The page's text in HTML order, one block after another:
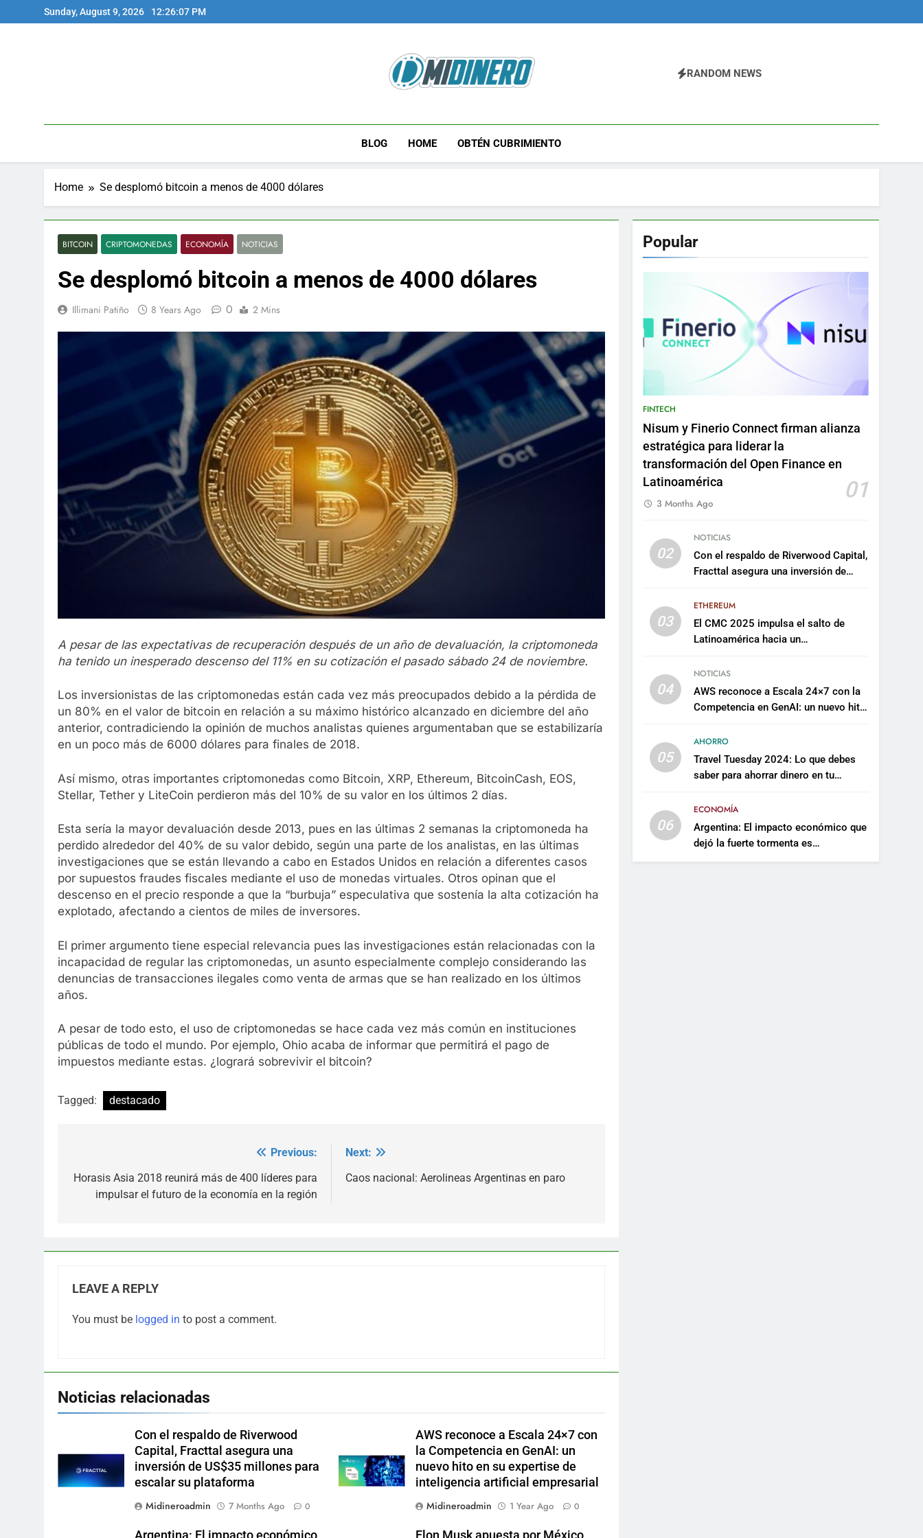
to
Sunday, August 9, 2026 12:26:07 PM
Midinero.co
RANDOM NEWS
BLOG HOME OBTÉN CUBRIMIENTO
Home Se desplomó bitcoin a menos de 4000 dólares
BITCOIN CRIPTOMONEDAS ECONOMÍA NOTICIAS
Se desplomó bitcoin a menos de 4000 dólares
Illimani Patiño 8 Years Ago 0 2 Mins
A pesar de las expectativas de recuperación después de un año de devaluación, la criptomoneda
ha tenido un inesperado descenso del 11% en su cotización el pasado sábado 24 de noviembre.
Los inversionistas de las criptomonedas están cada vez más preocupados debido a la pérdida de
un 80% en el valor de bitcoin en relación a su máximo histórico alcanzado en diciembre del año
anterior, contradiciendo la opinión de muchos analistas quienes argumentaban que se estabilizaría
en un poco más de 6000 dólares para finales de 2018.
Así mismo, otras importantes criptomonedas como Bitcoin, XRP, Ethereum, BitcoinCash, EOS,
Stellar, Tether y LiteCoin perdieron más del 10% de su valor en los últimos 2 días.
Esta sería la mayor devaluación desde 2013, pues en las últimas 2 semanas la criptomoneda ha
perdido alrededor del 40% de su valor debido, según una parte de los analistas, en las últimas
investigaciones que se están llevando a cabo en Estados Unidos en relación a diferentes casos
por supuestos fraudes fiscales mediante el uso de monedas virtuales. Otros opinan que el
descenso en el precio responde a que la “burbuja” especulativa que sostenía la alta cotización ha
explotado, afectando a cientos de miles de inversores.
El primer argumento tiene especial relevancia pues las investigaciones están relacionadas con la
incapacidad de regular las criptomonedas, un asunto especialmente complejo considerando las
denuncias de transacciones ilegales como venta de armas que se han realizado en los últimos
años.
A pesar de todo esto, el uso de criptomonedas se hace cada vez más común en instituciones
públicas de todo el mundo. Por ejemplo, Ohio acaba de informar que permitirá el pago de
impuestos mediante estas. ¿logrará sobrevivir el bitcoin?
Tagged: destacado
navigation
Previous:
Horasis Asia 2018 reunirá más de 400 líderes para
impulsar el futuro de la economía en la región
Next:
Caos nacional: Aerolineas Argentinas en paro
LEAVE A REPLY
You must be logged in to post a comment.
Noticias relacionadas
Con el respaldo de Riverwood
Capital, Fracttal asegura una
inversión de US$35 millones para
escalar su plataforma
Midineroadmin
7 Months Ago 0
AWS reconoce a Escala 24×7 con
la Competencia en GenAI: un
nuevo hito en su expertise de
inteligencia artificial empresarial
Midineroadmin
1 Year Ago 0
Argentina: El impacto económico Elon Musk apuesta por México
Popular
FINTECH
Nisum y Finerio Connect firman alianza
estratégica para liderar la
transformación del Open Finance en
Latinoamérica
01
3 Months Ago
02
NOTICIAS
Con el respaldo de Riverwood Capital,
Fracttal asegura una inversión de
plataforma
03
ETHEREUM
El CMC 2025 impulsa el salto de
Latinoamérica hacia un
sostenible
04
NOTICIAS
AWS reconoce a Escala 24×7 con la
Competencia en GenAI: un nuevo hito
artificial empresarial
05
AHORRO
Travel Tuesday 2024: Lo que debes
saber para ahorrar dinero en tu
06
ECONOMÍA
Argentina: El impacto económico que
dejó la fuerte tormenta es
incalculable